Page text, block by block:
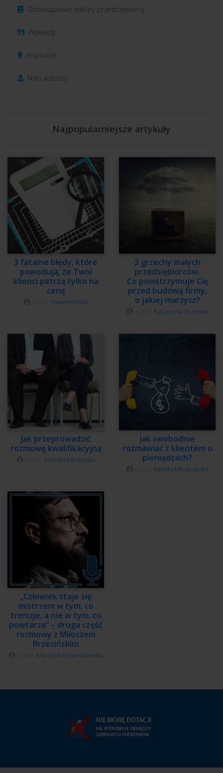
Obowiązkowe lektury przedsiębiorcy
Wywiady
Inspiracje
Nasi autorzy
Najpopularniejsze artykuły
3 fatalne błędy, które
powodują, że Twoi
klienci patrzą tylko na
cenę
Paweł Królak
3 grzechy małych
przedsiębiorców.
Co powstrzymuje Cię
przed budową firmy,
o jakiej marzysz?
Katarzyna Trzonek
Jak przeprowadzić
rozmowę kwalifikacyjną
Monika Madejska
Jak swobodnie
rozmawiać z klientem o
pieniądzach?
Kamila Młodzianko
„Człowiek staje się
mistrzem w tym, co
trenuje, a nie w tym, co
powtarza” – druga część
rozmowy z Miłoszem
Brzezińskim
Martyna Kosienkowska